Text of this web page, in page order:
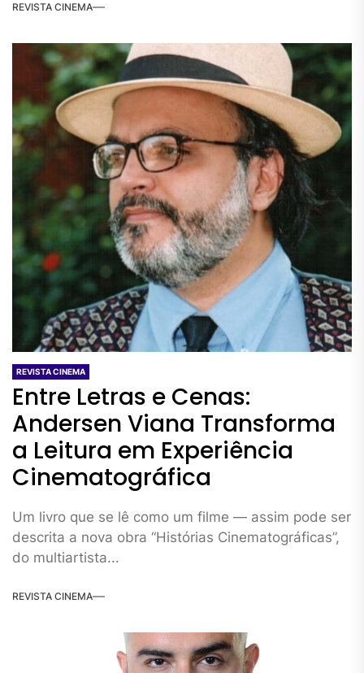
REVISTA CINEMA
REVISTA CINEMA
Entre Letras e Cenas:
Andersen Viana Transforma
a Leitura em Experiência
Cinematográfica
Um livro que se lê como um filme — assim pode ser
descrita a nova obra “Histórias Cinematográficas”,
do multiartista...
REVISTA CINEMA